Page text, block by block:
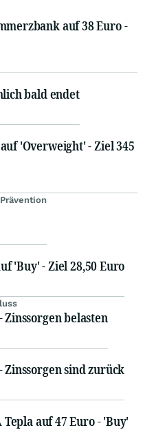
auf 38 Euro -
bald endet
'Overweight' - Ziel 345
'Buy' - Ziel 28,50 Euro
belasten
Zinssorgen sind zurück
auf 47 Euro - 'Buy'